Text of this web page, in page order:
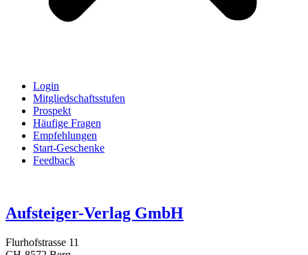
Login
Mitgliedschaftsstufen
Prospekt
Häufige Fragen
Empfehlungen
Start-Geschenke
Feedback
Aufsteiger-Verlag GmbH
Flurhofstrasse 11